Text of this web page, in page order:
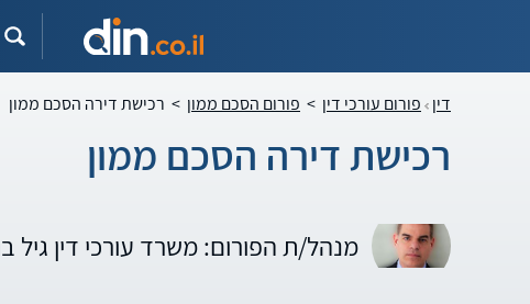
דין פורום עורכי דין > פורום הסכם ממון > רכישת דירה הסכם ממון
רכישת דירה הסכם ממון
מנהל/ת הפורום: משרד עורכי דין גיל